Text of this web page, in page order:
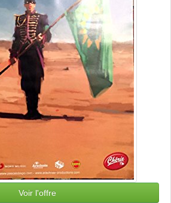
Voir l'offre